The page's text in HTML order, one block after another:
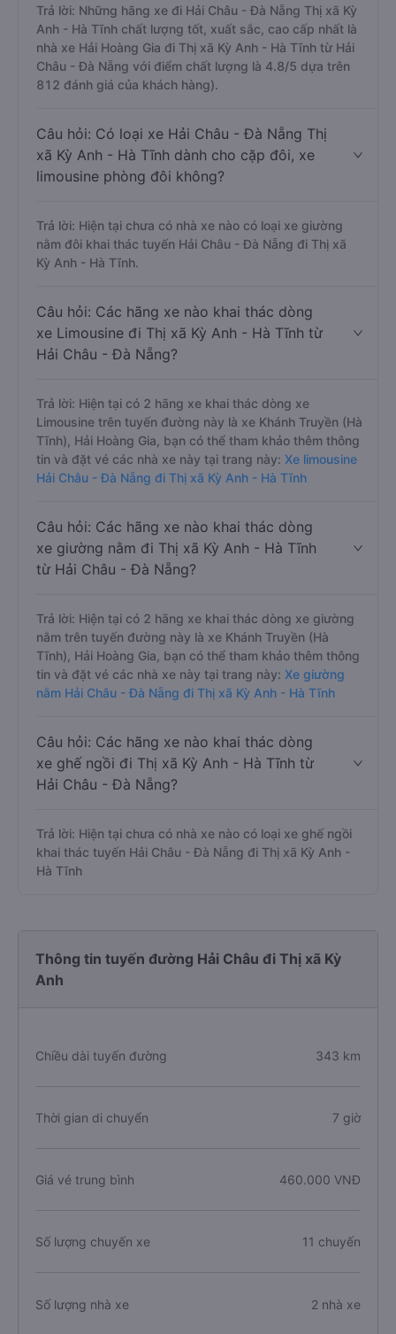
Trả lời: Những hãng xe đi Hải Châu - Đà Nẵng Thị xã Kỳ
Anh - Hà Tĩnh chất lượng tốt, xuất sắc, cao cấp nhất là
nhà xe Hải Hoàng Gia đi Thị xã Kỳ Anh - Hà Tĩnh từ Hải
Châu - Đà Nẵng với điểm chất lượng là 4.8/5 dựa trên
812 đánh giá của khách hàng).
Câu hỏi: Có loại xe Hải Châu - Đà Nẵng Thị
xã Kỳ Anh - Hà Tĩnh dành cho cặp đôi, xe
limousine phòng đôi không?
Trả lời: Hiện tại chưa có nhà xe nào có loại xe giường
nằm đôi khai thác tuyến Hải Châu - Đà Nẵng đi Thị xã
Kỳ Anh - Hà Tĩnh.
Câu hỏi: Các hãng xe nào khai thác dòng
xe Limousine đi Thị xã Kỳ Anh - Hà Tĩnh từ
Hải Châu - Đà Nẵng?
Trả lời: Hiện tại có 2 hãng xe khai thác dòng xe
Limousine trên tuyến đường này là xe Khánh Truyền (Hà
Tĩnh), Hải Hoàng Gia, bạn có thể tham khảo thêm thông
tin và đặt vé các nhà xe này tại trang này: Xe limousine
Hải Châu - Đà Nẵng đi Thị xã Kỳ Anh - Hà Tĩnh
Câu hỏi: Các hãng xe nào khai thác dòng
xe giường nằm đi Thị xã Kỳ Anh - Hà Tĩnh
từ Hải Châu - Đà Nẵng?
Trả lời: Hiện tại có 2 hãng xe khai thác dòng xe giường
nằm trên tuyến đường này là xe Khánh Truyền (Hà
Tĩnh), Hải Hoàng Gia, bạn có thể tham khảo thêm thông
tin và đặt vé các nhà xe này tại trang này: Xe giường
nằm Hải Châu - Đà Nẵng đi Thị xã Kỳ Anh - Hà Tĩnh
Câu hỏi: Các hãng xe nào khai thác dòng
xe ghế ngồi đi Thị xã Kỳ Anh - Hà Tĩnh từ
Hải Châu - Đà Nẵng?
Trả lời: Hiện tại chưa có nhà xe nào có loại xe ghế ngồi
khai thác tuyến Hải Châu - Đà Nẵng đi Thị xã Kỳ Anh -
Hà Tĩnh
Thông tin tuyến đường Hải Châu đi Thị xã Kỳ
Anh
Chiều dài tuyến đường 343 km
Thời gian di chuyển 7 giờ
Giá vé trung bình 460.000 VNĐ
Số lượng chuyến xe 11 chuyến
Số lượng nhà xe 2 nhà xe